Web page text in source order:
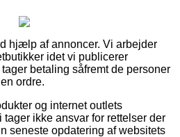
hjælp af annoncer. Vi arbejder
idet vi publicerer
betaling såfremt de personer
ordre.
og internet outlets
ikke ansvar for rettelser der
seneste opdatering af websitets